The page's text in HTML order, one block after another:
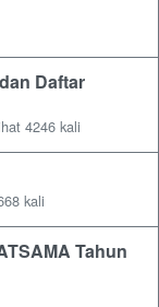
Daftar
4246 kali
kali
Tahun